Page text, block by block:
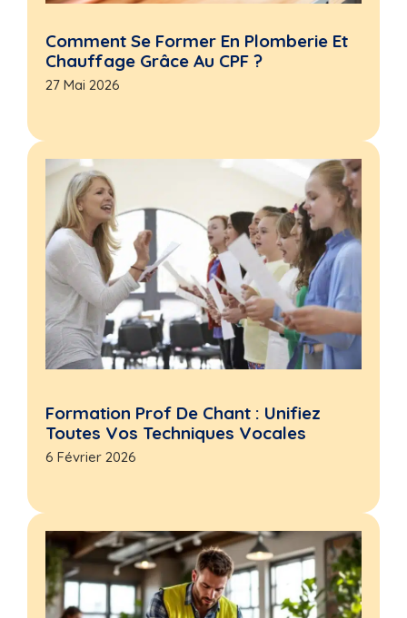
Comment Se Former En Plomberie Et
Chauffage Grâce Au CPF ?
27 Mai 2026
Formation Prof De Chant : Unifiez
Toutes Vos Techniques Vocales
6 Février 2026